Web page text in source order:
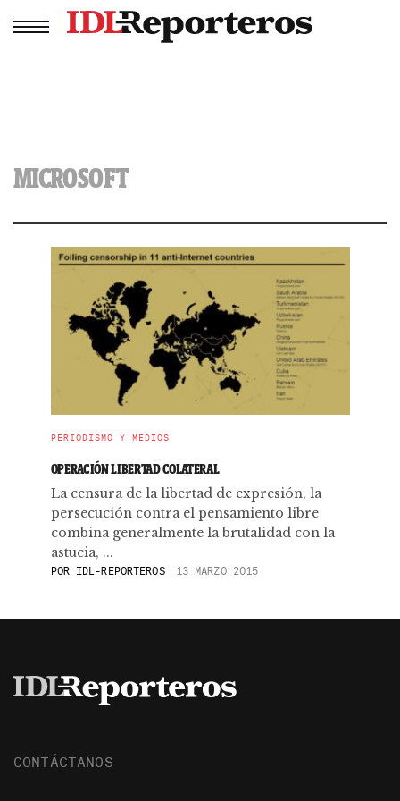
MICROSOFT
PERIODISMO Y MEDIOS
OPERACIÓN LIBERTAD COLATERAL
La censura de la libertad de expresión, la
persecución contra el pensamiento libre
combina generalmente la brutalidad con la
astucia, ...
POR IDL-REPORTEROS 13 MARZO 2015
CONTÁCTANOS